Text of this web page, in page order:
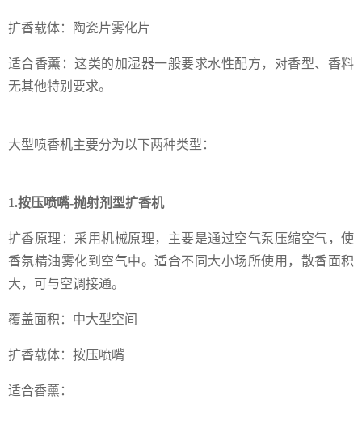
扩香载体：陶瓷片雾化片
适合香薰：这类的加湿器一般要求水性配方，对香型、香料
无其他特别要求。
大型喷香机主要分为以下两种类型：
1.按压喷嘴-抛射剂型扩香机
扩香原理：采用机械原理，主要是通过空气泵压缩空气，使
香氛精油雾化到空气中。适合不同大小场所使用，散香面积
大，可与空调接通。
覆盖面积：中大型空间
扩香载体：按压喷嘴
适合香薰：